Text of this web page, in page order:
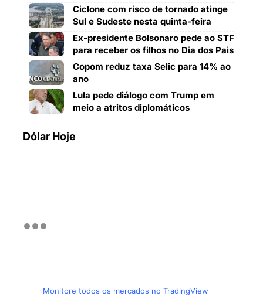
Ciclone com risco de tornado atinge
Sul e Sudeste nesta quinta-feira
Ex-presidente Bolsonaro pede ao STF
para receber os filhos no Dia dos Pais
Copom reduz taxa Selic para 14% ao
ano
Lula pede diálogo com Trump em
meio a atritos diplomáticos
Dólar Hoje
Monitore todos os mercados no TradingView